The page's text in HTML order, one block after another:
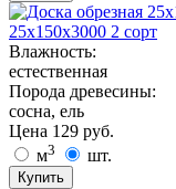
25х150х3000 2 сорт
Влажность:
естественная
Порода древесины:
сосна, ель
Цена 129 руб.
м3 шт.
Купить